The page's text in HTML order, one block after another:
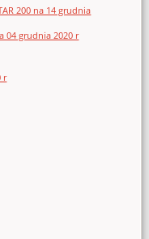
200 na 14 grudnia
04 grudnia 2020 r
r